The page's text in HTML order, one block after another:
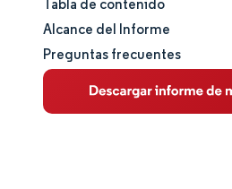
Tamaño y cuota de mercado
Análisis de mercado
Tendencias e ideas
Tabla de contenido
Alcance del Informe
Preguntas frecuentes